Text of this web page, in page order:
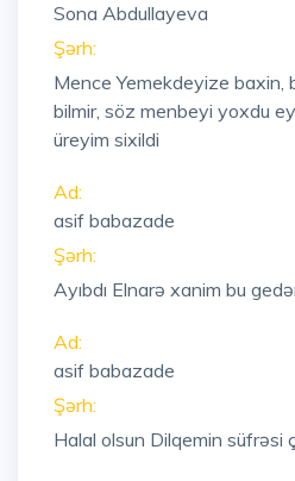
Sona Abdullayeva
Şərh:
Mence Yemekdeyize baxin,
bilmir, söz menbeyi yoxdu
üreyim sixildi
Ad:
asif babazade
Şərh:
Ayıbdı Elnarə xanim bu
Ad:
asif babazade
Şərh:
Halal olsun Dilqemin süfrəsi